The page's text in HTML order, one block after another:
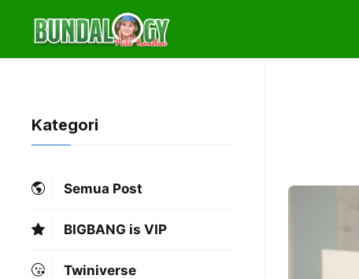
content
Kategori
Semua Post
BIGBANG is VIP
Twiniverse